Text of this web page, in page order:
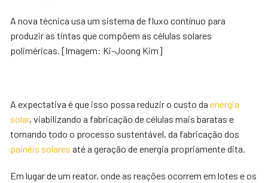
A nova técnica usa um sistema de fluxo contínuo para
produzir as tintas que compõem as células solares
poliméricas. [Imagem: Ki-Joong Kim]
A expectativa é que isso possa reduzir o custo daenergia
solar, viabilizando a fabricação de células mais baratas e
tornando todo o processo sustentável, da fabricação dos
painéis solares até a geração de energia propriamente dita.
Em lugar de um reator, onde as reações ocorrem em lotes e os